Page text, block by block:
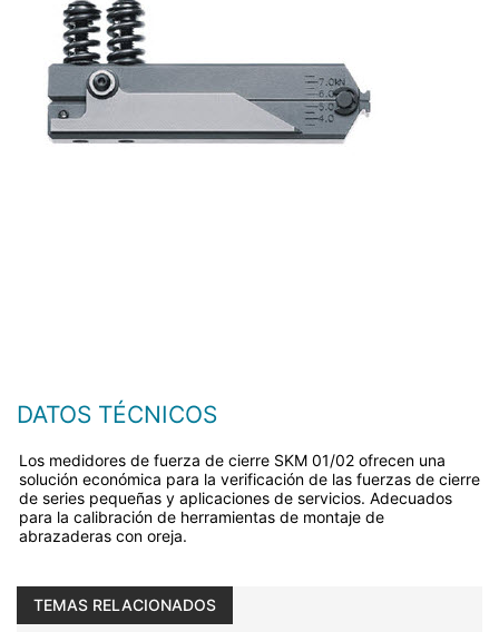
DATOS TÉCNICOS
Los medidores de fuerza de cierre SKM 01/02 ofrecen una
solución económica para la verificación de las fuerzas de cierre
de series pequeñas y aplicaciones de servicios. Adecuados
para la calibración de herramientas de montaje de
abrazaderas con oreja.
TEMAS RELACIONADOS